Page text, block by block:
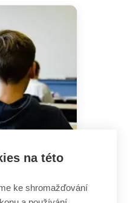
na této
ke shromažďování